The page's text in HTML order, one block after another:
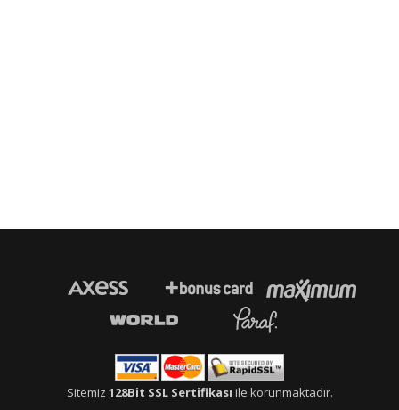
Sitemiz 128Bit SSL Sertifikası ile korunmaktadır.